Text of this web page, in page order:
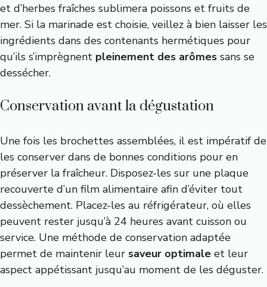
et d’herbes fraîches sublimera poissons et fruits de
mer. Si la marinade est choisie, veillez à bien laisser les
ingrédients dans des contenants hermétiques pour
qu’ils s’imprègnent pleinement des arômes sans se
dessécher.
Conservation avant la dégustation
Une fois les brochettes assemblées, il est impératif de
les conserver dans de bonnes conditions pour en
préserver la fraîcheur. Disposez-les sur une plaque
recouverte d’un film alimentaire afin d’éviter tout
dessèchement. Placez-les au réfrigérateur, où elles
peuvent rester jusqu’à 24 heures avant cuisson ou
service. Une méthode de conservation adaptée
permet de maintenir leur saveur optimale et leur
aspect appétissant jusqu’au moment de les déguster.